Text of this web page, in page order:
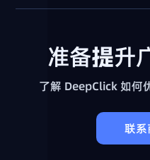
准备提升
了解 DeepClick 如何
联系